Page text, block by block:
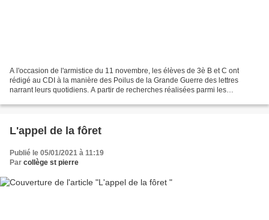
A l'occasion de l'armistice du 11 novembre, les élèves de 3è B et C ont
rédigé au CDI à la manière des Poilus de la Grande Guerre des lettres
narrant leurs quotidiens. A partir de recherches réalisées parmi les
L'appel de la fôret
Publié le 05/01/2021 à 11:19
Par collège st pierre